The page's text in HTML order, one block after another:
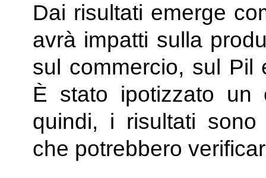
Dai risultati emerge
avrà impatti sulla
sul commercio, sul Pil
È stato ipotizzato un
quindi, i risultati
che potrebbero